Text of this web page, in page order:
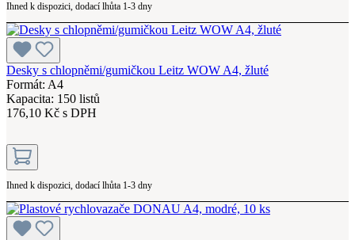
Ihned k dispozici, dodací lhůta 1-3 dny
Desky s chlopněmi/gumičkou Leitz WOW A4, žluté
Formát: A4
Kapacita: 150 listů
176,10 Kč s DPH
Ihned k dispozici, dodací lhůta 1-3 dny